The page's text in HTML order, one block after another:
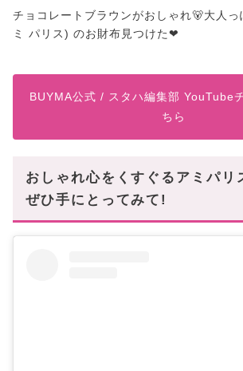
チョコレートブラウンがおしゃれ🐻大人
ミ パリス) のお財布見つけた❤
BUYMA公式 / スタハ編集部 YouTube
ちら
おしゃれ心をくすぐるアミパリ
ぜひ手にとってみて!